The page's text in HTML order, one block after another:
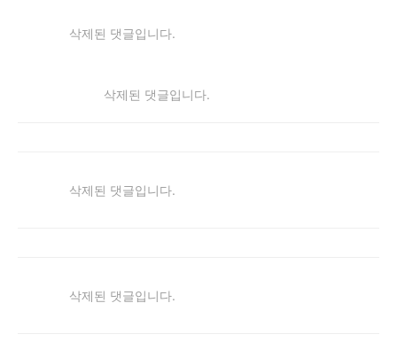
삭제된 댓글입니다.
삭제된 댓글입니다.
삭제된 댓글입니다.
삭제된 댓글입니다.